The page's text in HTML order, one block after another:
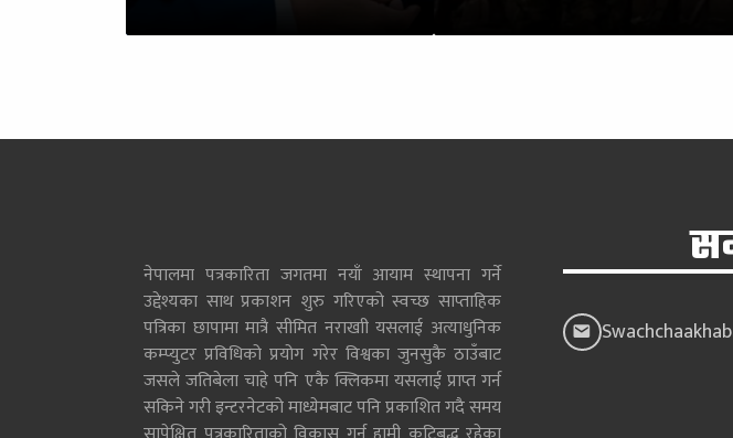
नेपालमा पत्रकारिता जगतमा नयाँ आयाम स्थापना गर्ने
उद्देश्यका साथ प्रकाशन शुरु गरिएको स्वच्छ साप्ताहिक
पत्रिका छापामा मात्रै सीमित नराखाी यसलाई अत्याधुनिक
कम्प्युटर प्रविधिको प्रयोग गरेर विश्वका जुनसुकै ठाउँबाट
जसले जतिबेला चाहे पनि एकै क्लिकमा यसलाई प्राप्त गर्न
सकिने गरी इन्टरनेटको माध्येमबाट पनि प्रकाशित गदै समय